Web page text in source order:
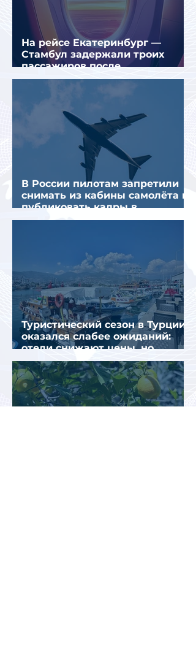
На рейсе Екатеринбург —
Стамбул задержали троих
пассажиров после
предполагаемой серии краж
В России пилотам запретили
снимать из кабины самолёта и
публиковать кадры в
интернете
Туристический сезон в Турции
оказался слабее ожиданий:
отели снижают цены, но
загрузка остается низкой